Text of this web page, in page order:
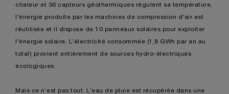
chaleur et 36 capteurs géothermiques régulent sa température,
l'énergie produite par les machines de compression d'air est
réutilisée et il dispose de 10 panneaux solaires pour exploiter
l'énergie solaire. L’électricité consommée (1,8 GWh par an au
total) provient entièrement de sources hydro-électriques
écologiques.
Mais ce n’est pas tout. L’eau de pluie est récupérée dans une